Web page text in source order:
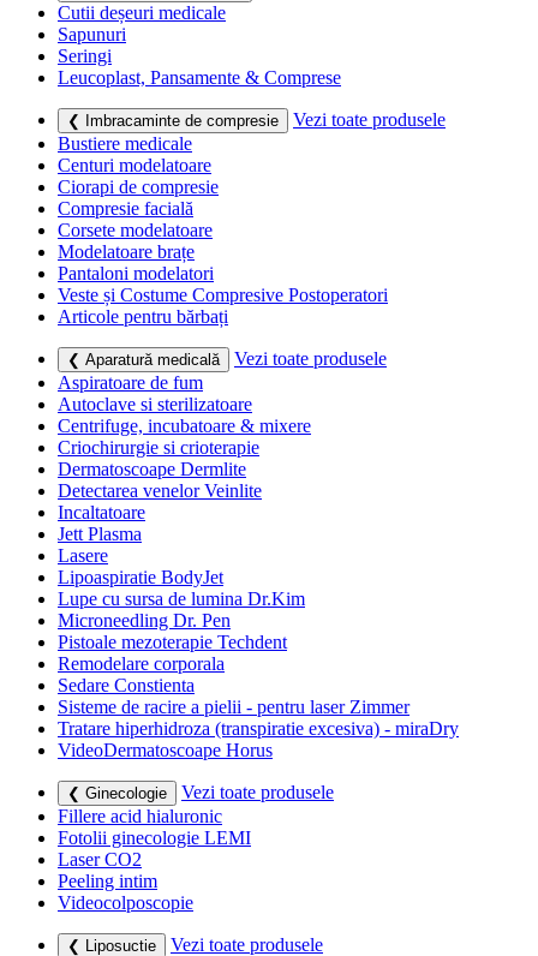
Cutii deșeuri medicale
Sapunuri
Seringi
Leucoplast, Pansamente & Comprese
❮ Imbracaminte de compresie
Vezi toate produsele
Bustiere medicale
Centuri modelatoare
Ciorapi de compresie
Compresie facială
Corsete modelatoare
Modelatoare brațe
Pantaloni modelatori
Veste și Costume Compresive Postoperatori
Articole pentru bărbați
❮ Aparatură medicală
Vezi toate produsele
Aspiratoare de fum
Autoclave si sterilizatoare
Centrifuge, incubatoare & mixere
Criochirurgie si crioterapie
Dermatoscoape Dermlite
Detectarea venelor Veinlite
Incaltatoare
Jett Plasma
Lasere
Lipoaspiratie BodyJet
Lupe cu sursa de lumina Dr.Kim
Microneedling Dr. Pen
Pistoale mezoterapie Techdent
Remodelare corporala
Sedare Constienta
Sisteme de racire a pielii - pentru laser Zimmer
Tratare hiperhidroza (transpiratie excesiva) - miraDry
VideoDermatoscoape Horus
❮ Ginecologie
Vezi toate produsele
Fillere acid hialuronic
Fotolii ginecologie LEMI
Laser CO2
Peeling intim
Videocolposcopie
❮ Liposuctie
Vezi toate produsele